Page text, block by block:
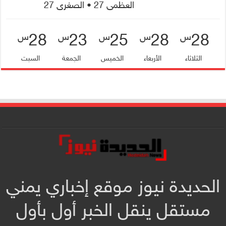
العظمى 27 • الصغرى 27
28س
الثلاثاء
28س
الأربعاء
25س
الخميس
23س
الجمعة
28س
السبت
الحديدة نيوز موقع إخباري يمني
مستقل ينقل الخبر أول بأول